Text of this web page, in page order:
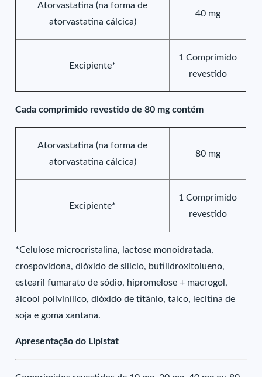
Atorvastatina (na forma de
atorvastatina cálcica)
40 mg
Excipiente*
1 Comprimido
revestido
Cada comprimido revestido de 80 mg contém
Atorvastatina (na forma de
atorvastatina cálcica)
80 mg
Excipiente*
1 Comprimido
revestido
*Celulose microcristalina, lactose monoidratada,
crospovidona, dióxido de silício, butilidroxitolueno,
estearil fumarato de sódio, hipromelose + macrogol,
álcool polivinílico, dióxido de titânio, talco, lecitina de
soja e goma xantana.
Apresentação do Lipistat